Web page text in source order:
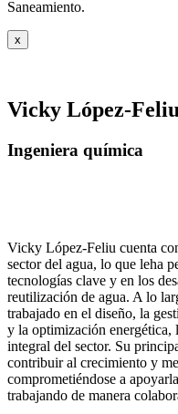
Saneamiento.
x
Vicky López-
Ingeniera química
Vicky López-Feliu cuenta
sector del agua, lo que leha
tecnologías clave y en los
reutilización de agua. A lo
trabajado en el diseño, la
y la optimización energética,
integral del sector. Su
contribuir al crecimiento y
comprometiéndose a
trabajando de manera